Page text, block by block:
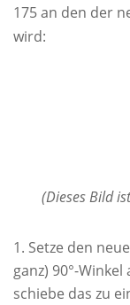
175 an den der
wird:
(Dieses Bild
Setze den
ganz) 90°-
schiebe das zu